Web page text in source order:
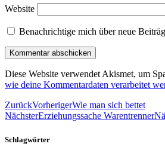
Website
Benachrichtige mich über neue
Diese Website verwendet Akismet, um
wie deine Kommentardaten verarbeitet
ZurückVorherigerWie man sich bettet
NächsterErziehungssache Warentrenner
Schlagwörter